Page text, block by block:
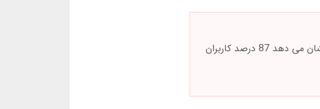
شرط بندی فوتبال تنها برای سرگرمی طراحی شده. هرگز بیشتر از حد توان مالی خود شرط ندهید. آمار نشان می دهد 87 درصد کاربران